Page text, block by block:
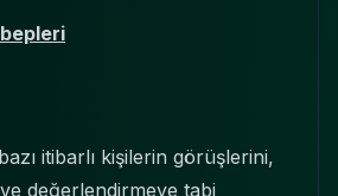
itibarlı kişilerin görüşlerini,
değerlendirmeye tabi